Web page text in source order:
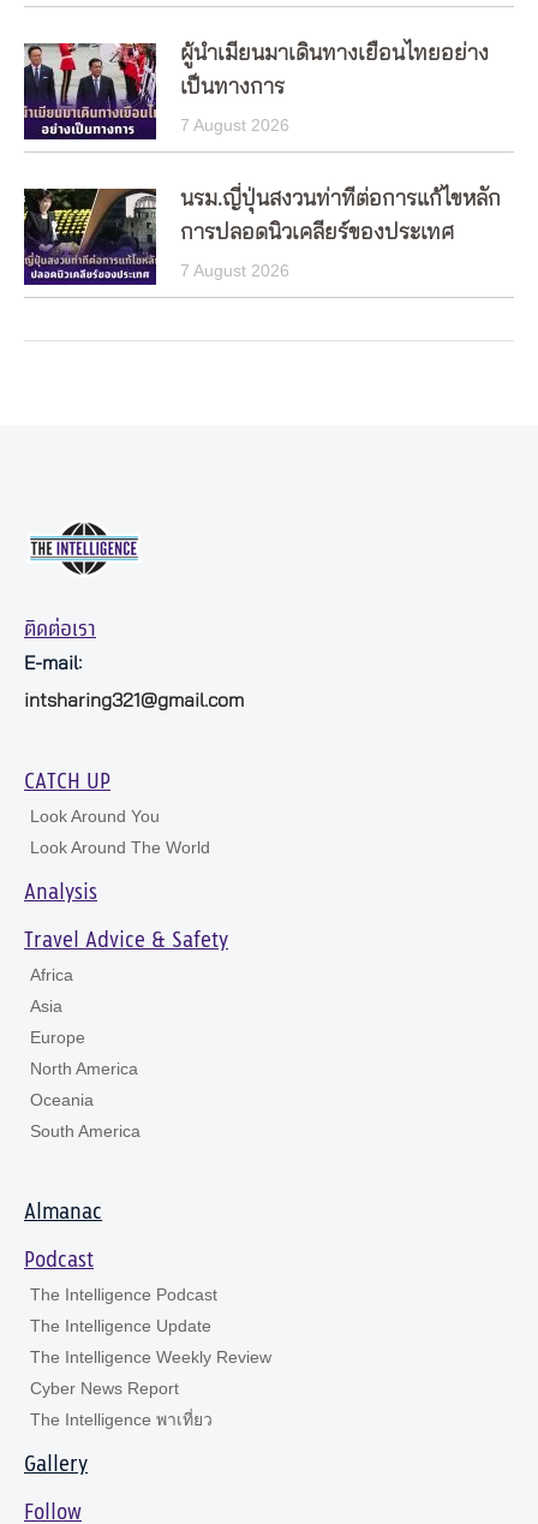
ผู้นำเมียนมาเดินทางเยือนไทยอย่าง
เป็นทางการ
7 August 2026
นรม.ญี่ปุ่นสงวนท่าทีต่อการแก้ไขหลัก
การปลอดนิวเคลียร์ของประเทศ
7 August 2026
ติดต่อเรา
E-mail:
intsharing321@gmail.com
CATCH UP
Look Around You
Look Around The World
Analysis
Travel Advice & Safety
Africa
Asia
Europe
North America
Oceania
South America
Almanac
Podcast
The Intelligence Podcast
The Intelligence Update
The Intelligence Weekly Review
Cyber News Report
The Intelligence พาเที่ยว
Gallery
Follow